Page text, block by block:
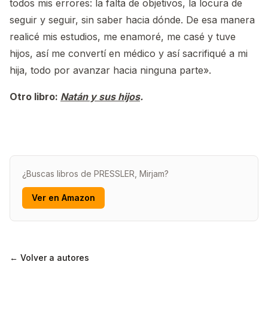
todos mis errores: la falta de objetivos, la locura de
seguir y seguir, sin saber hacia dónde. De esa manera
realicé mis estudios, me enamoré, me casé y tuve
hijos, así me convertí en médico y así sacrifiqué a mi
hija, todo por avanzar hacia ninguna parte».
Otro libro: Natán y sus hijos.
¿Buscas libros de PRESSLER, Mirjam?
Ver en Amazon
← Volver a autores